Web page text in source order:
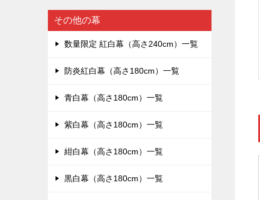
その他の幕
数量限定 紅白幕（高さ240cm）一覧
防炎紅白幕（高さ180cm）一覧
青白幕（高さ180cm）一覧
紫白幕（高さ180cm）一覧
紺白幕（高さ180cm）一覧
黒白幕（高さ180cm）一覧